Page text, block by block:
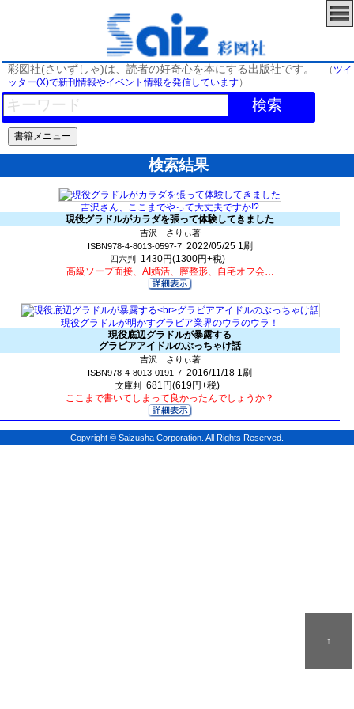
彩図社(さいずしゃ)は、読者の好奇心を本にする出版社です。 （ ツイ
ッター(X)で新刊情報やイベント情報を発信しています）
検索
検索結果
吉沢さん、ここまでやって大丈夫ですか!?
現役グラドルがカラダを張って体験してきました
吉沢 さりぃ著
ISBN978-4-8013-0597-7 2022/05/25 1刷
四六判
1430円(1300円+税)
高級ソープ面接、AI婚活、膣整形、自宅オフ会…
現役グラドルが明かすグラビア業界のウラのウラ！
現役底辺グラドルが暴露する
グラビアアイドルのぶっちゃけ話
吉沢 さりぃ著
ISBN978-4-8013-0191-72016/11/18 1刷
文庫判
681円(619円+税)
ここまで書いてしまって良かったんでしょうか？
↑
Copyright © Saizusha Corporation. All Rights Reserved.